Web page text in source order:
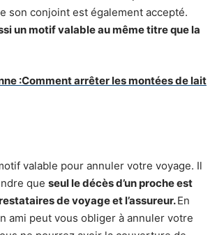
son conjoint est également accepté.
un motif valable au même titre que la
:Comment arrêter les montées de lait
valable pour annuler votre voyage. Il
que seul le décès d’un proche est
de voyage et l’assureur.En
ami peut vous obliger à annuler votre